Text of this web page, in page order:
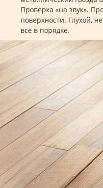
Проверка «на звук».
поверхности. Глухой,
все в порядке.